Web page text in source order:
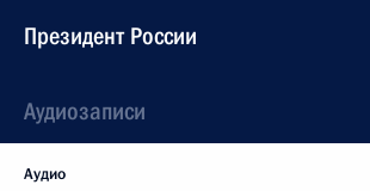
Президент России
Аудиозаписи
Аудио